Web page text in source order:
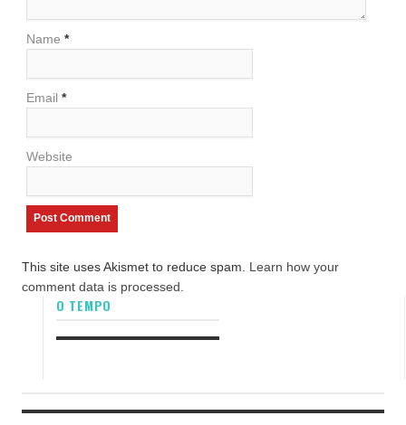
Name *
Email *
Website
This site uses Akismet to reduce spam. Learn how your
comment data is processed.
O TEMPO